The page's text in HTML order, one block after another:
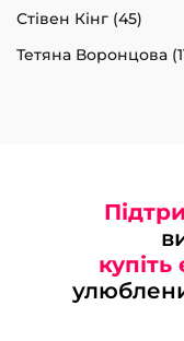
Стівен Кінг (45)
Тетяна Воронцова